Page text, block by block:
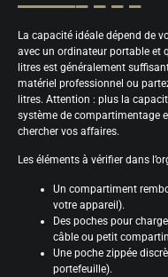
La capacité idéale dépend de
avec un ordinateur portable et
litres est généralement
matériel professionnel ou
litres. Attention : plus la
système de compartimentage
chercher vos affaires.
Les éléments à vérifier dans
Un compartiment
votre appareil).
Des poches pour
câble ou petit
Une poche zippée
portefeuille).